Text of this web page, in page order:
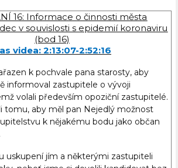
16: Informace o činnosti města
v souvislosti s epidemií koronaviru
(bod 16)
videa: 2:13:07-2:52:16
k pochvale pana starosty, aby
informoval zastupitele o vývoji
volali především opoziční zastupitelé.
tomu, aby měl pan Nejedlý možnost
k nějakému bodu jako občan
uskupení jím a některými zastupiteli